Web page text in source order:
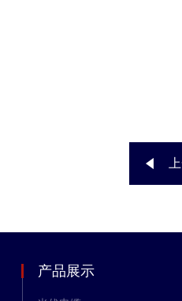
产品展示